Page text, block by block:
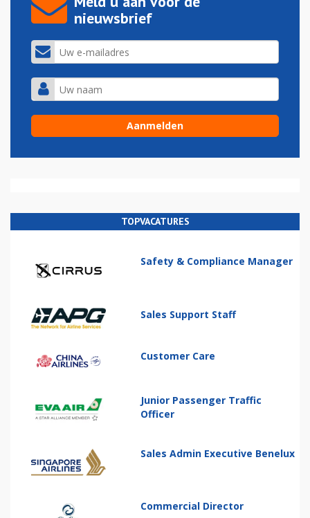
nieuwsbrief
TOPVACATURES
Safety & Compliance Manager
Sales Support Staff
Customer Care
Junior Passenger Traffic
Officer
Sales Admin Executive Benelux
Commercial Director